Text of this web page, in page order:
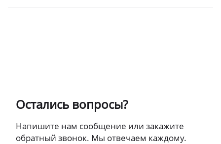
Остались вопросы?
Напишите нам сообщение или закажите
обратный звонок. Мы отвечаем каждому.